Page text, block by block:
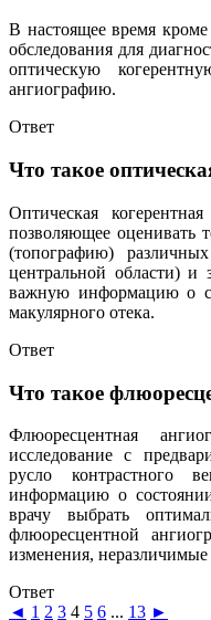
В настоящее время кроме
обследования для
оптическую
ангиографию.
Ответ
Что такое
Оптическая
позволяющее оценивать
(топографию)
центральной области) и
важную информацию о
макулярного отека.
Ответ
Что такое
Флюоресцентная
исследование с
русло контрастного
информацию о
врачу выбрать
флюоресцентной
изменения,
Ответ
◄ 1 2 3 4 5 6 ... 13 ►